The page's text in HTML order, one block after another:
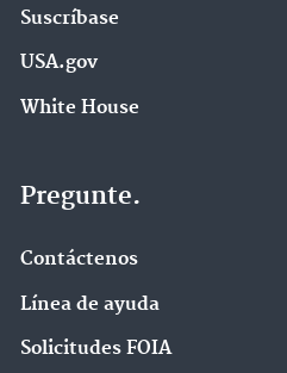
Suscríbase
USA.gov
White House
Pregunte.
Contáctenos
Línea de ayuda
Solicitudes FOIA